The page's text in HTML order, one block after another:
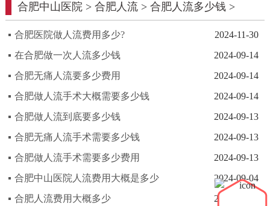
合肥中山医院> 合肥人流> 合肥人流多少钱>
2024-11-30
合肥医院做人流费用多少?
2024-09-14
在合肥做一次人流多少钱
2024-09-14
合肥无痛人流要多少费用
2024-09-14
合肥做人流手术大概需要多少钱
2024-09-13
合肥做人流到底要多少钱
2024-09-13
合肥无痛人流手术需要多少钱
2024-09-13
合肥做人流手术需要多少费用
2024-09-04
合肥中山医院人流费用大概是多少
2024-09-04
合肥人流费用大概多少